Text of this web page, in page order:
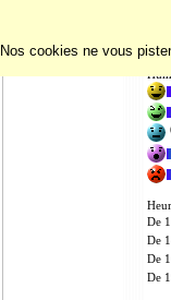
De
De
De
De
Nos cookies ne vous